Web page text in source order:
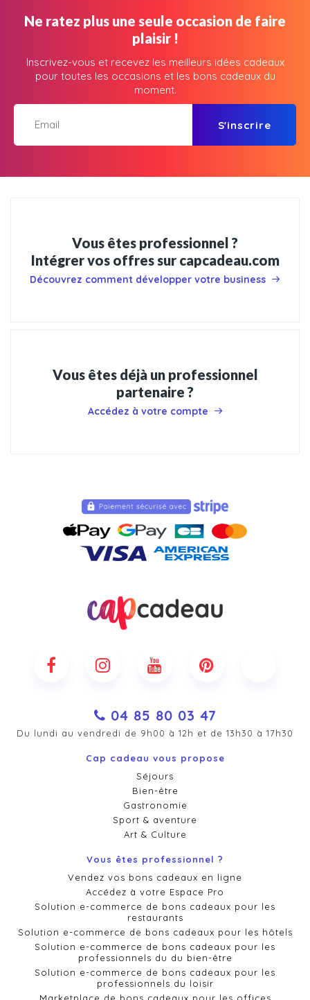
Ne ratez plus une seule occasion de faire
plaisir !
Inscrivez-vous et recevez les meilleurs idées cadeaux
pour toutes les occasions et les bons cadeaux du
moment.
S'inscrire
Vous êtes professionnel ?
Intégrer vos offres sur capcadeau.com
Découvrez comment développer votre business
Vous êtes déjà un professionnel
partenaire ?
Accédez à votre compte
04 85 80 03 47
Du lundi au vendredi de 9h00 à 12h et de 13h30 à 17h30
Cap cadeau vous propose
Séjours
Bien-être
Gastronomie
Sport & aventure
Art & Culture
Vous êtes professionnel ?
Vendez vos bons cadeaux en ligne
Accédez à votre Espace Pro
Solution e-commerce de bons cadeaux pour les
restaurants
Solution e-commerce de bons cadeaux pour les hôtels
Solution e-commerce de bons cadeaux pour les
professionnels du du bien-être
Solution e-commerce de bons cadeaux pour les
professionnels du loisir